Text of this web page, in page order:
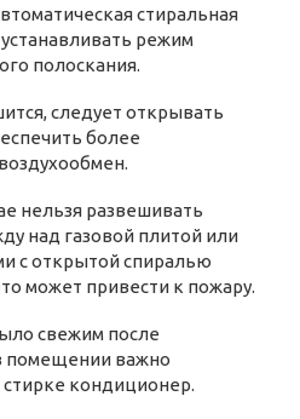
стиральная
режим
полоскания.
следует открывать
более
нельзя развешивать
над газовой плитой или
с открытой спиралью
может привести к пожару.
свежим после
помещении важно
кондиционер.